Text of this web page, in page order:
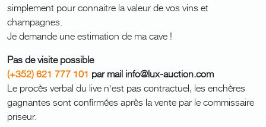
simplement pour connaitre la valeur de vos vins et
champagnes.
Je demande une estimation de ma cave !
Pas de visite possible
(+352) 621 777 101 par mail info@lux-auction.com
Le procès verbal du live n'est pas contractuel, les enchères
gagnantes sont confirmées après la vente par le commissaire
priseur.